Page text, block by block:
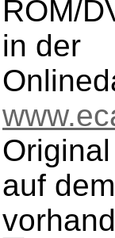
ROM/
in der
auf